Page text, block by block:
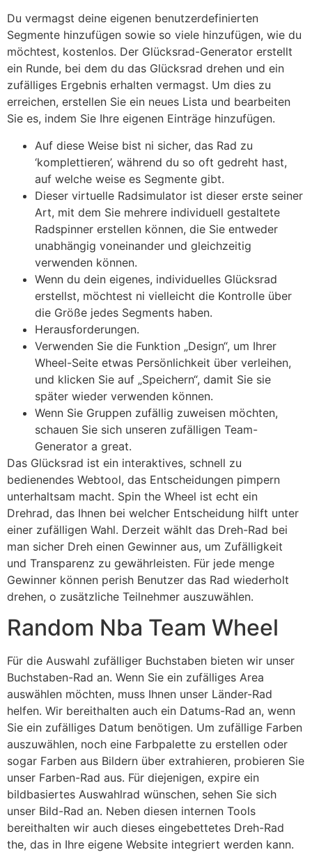
Du vermagst deine eigenen benutzerdefinierten
Segmente hinzufügen sowie so viele hinzufügen, wie du
möchtest, kostenlos. Der Glücksrad-Generator erstellt
ein Runde, bei dem du das Glücksrad drehen und ein
zufälliges Ergebnis erhalten vermagst. Um dies zu
erreichen, erstellen Sie ein neues Lista und bearbeiten
Sie es, indem Sie Ihre eigenen Einträge hinzufügen.
Auf diese Weise bist ni sicher, das Rad zu
‘komplettieren’, während du so oft gedreht hast,
auf welche weise es Segmente gibt.
Dieser virtuelle Radsimulator ist dieser erste seiner
Art, mit dem Sie mehrere individuell gestaltete
Radspinner erstellen können, die Sie entweder
unabhängig voneinander und gleichzeitig
verwenden können.
Wenn du dein eigenes, individuelles Glücksrad
erstellst, möchtest ni vielleicht die Kontrolle über
die Größe jedes Segments haben.
Herausforderungen.
Verwenden Sie die Funktion „Design“, um Ihrer
Wheel-Seite etwas Persönlichkeit über verleihen,
und klicken Sie auf „Speichern“, damit Sie sie
später wieder verwenden können.
Wenn Sie Gruppen zufällig zuweisen möchten,
schauen Sie sich unseren zufälligen Team-
Generator a great.
Das Glücksrad ist ein interaktives, schnell zu
bedienendes Webtool, das Entscheidungen pimpern
unterhaltsam macht. Spin the Wheel ist echt ein
Drehrad, das Ihnen bei welcher Entscheidung hilft unter
einer zufälligen Wahl. Derzeit wählt das Dreh-Rad bei
man sicher Dreh einen Gewinner aus, um Zufälligkeit
und Transparenz zu gewährleisten. Für jede menge
Gewinner können perish Benutzer das Rad wiederholt
drehen, o zusätzliche Teilnehmer auszuwählen.
Random Nba Team Wheel
Für die Auswahl zufälliger Buchstaben bieten wir unser
Buchstaben-Rad an. Wenn Sie ein zufälliges Area
auswählen möchten, muss Ihnen unser Länder-Rad
helfen. Wir bereithalten auch ein Datums-Rad an, wenn
Sie ein zufälliges Datum benötigen. Um zufällige Farben
auszuwählen, noch eine Farbpalette zu erstellen oder
sogar Farben aus Bildern über extrahieren, probieren Sie
unser Farben-Rad aus. Für diejenigen, expire ein
bildbasiertes Auswahlrad wünschen, sehen Sie sich
unser Bild-Rad an. Neben diesen internen Tools
bereithalten wir auch dieses eingebettetes Dreh-Rad
the, das in Ihre eigene Website integriert werden kann.